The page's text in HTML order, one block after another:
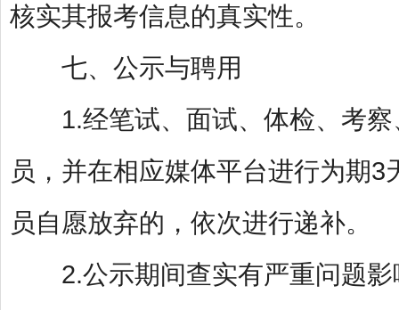
核实其报考信息的真实性。
七、公示与聘用
1.经笔试、面试、体检、考察
员，并在相应媒体平台进行为期
员自愿放弃的，依次进行递补。
2.公示期间查实有严重问题影